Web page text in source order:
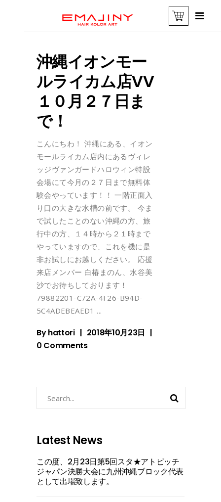
沖縄イオンモー
ルライカム店VV
１０月２７日ま
で！
こんにちわ！ 沖縄にある、イオン
モールライカム店内にあるヴィレ
ッジヴァンガードハロウィン特設
会場にて今月の２７日まで無料体
験会やっています！！ 一階正面入
り口の大きな水槽の前です。 今ま
で試したことのない沖縄の方、旅
行中の方、１４時から２１時まで
やっていますので、これを機に是
非お試しにお越しください。 応援
来店メンバー 白椿まのん、水谷美
沙でお待ちしております！
79882201-C72A-4F26-B94D-
5C4ADEBEAED1
Byhattori
2018年10月23日
0 Comments
Latest News
この度、2月23日第5回スタ★アトピッチ
ジャパン決勝大会に九州沖縄ブロック代表
として出場致します。